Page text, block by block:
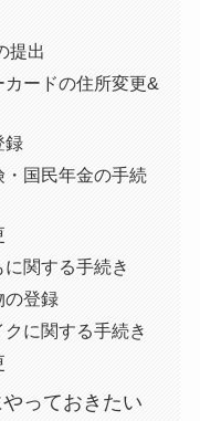
提出
ードの住所変更&
録
国民年金の手続
関する手続き
登録
に関する手続き
やっておきたい